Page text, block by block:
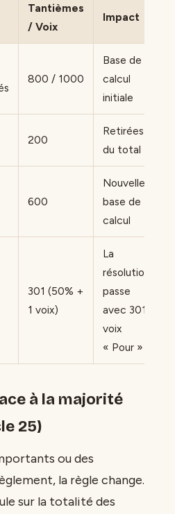
Tantièmes
/ Voix
Impact
800 / 1000
Base de
calcul
initiale
200
Retirées
du total
600
Nouvelle
base de
calcul
301 (50% +
1 voix)
La
résolution
passe
avec 301
voix
« Pour »
à la majorité
25)
ou des
la règle change.
sur la totalité des